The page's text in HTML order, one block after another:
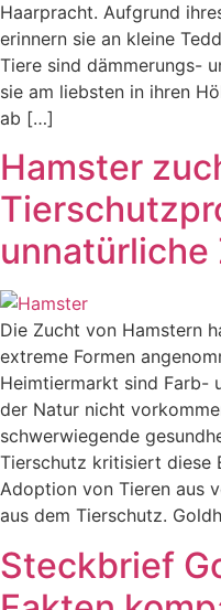
Haarpracht. Aufgrund
erinnern sie an kleine
Tiere sind dämmerungs-
sie am liebsten in ihren
ab […]
Hamster
Die Zucht von Hamstern
extreme Formen
Heimtiermarkt sind Farb-
der Natur nicht
schwerwiegende
Tierschutz kritisiert diese
Adoption von Tieren aus
aus dem Tierschutz.
Steckbrief